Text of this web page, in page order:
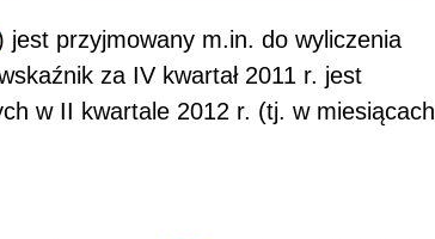
jest przyjmowany m.in. do wyliczenia
za IV kwartał 2011 r. jest
w II kwartale 2012 r. (tj. w miesiącach